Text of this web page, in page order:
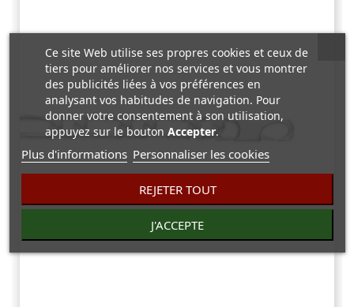
Ce site Web utilise ses propres cookies et ceux de
tiers pour améliorer nos services et vous montrer
des publicités liées à vos préférences en
analysant vos habitudes de navigation. Pour
donner votre consentement à son utilisation,
appuyez sur le bouton Accepter.
Plus d'informations Personnaliser les cookies
REJETER TOUT
J'ACCEPTE